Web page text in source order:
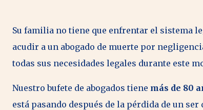
Su familia no tiene que enfrentar el sistema
acudir a un abogado de muerte por
todas sus necesidades legales durante este
Nuestro bufete de abogados tiene más de 80
está pasando después de la pérdida de un ser